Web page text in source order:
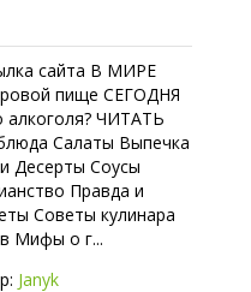
сайта В МИРЕ
пище СЕГОДНЯ
ЧИТАТЬ
Салаты Выпечка
Десерты Соусы
Правда и
Советы кулинара
Мифы о г...
Janyk